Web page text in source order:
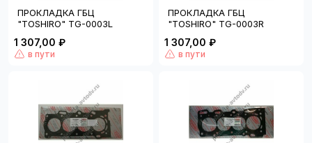
ПРОКЛАДКА ГБЦ
"TOSHIRO" TG-0003L
1 307,00 ₽
в пути
ПРОКЛАДКА ГБЦ
"TOSHIRO" TG-0003R
1 307,00 ₽
в пути